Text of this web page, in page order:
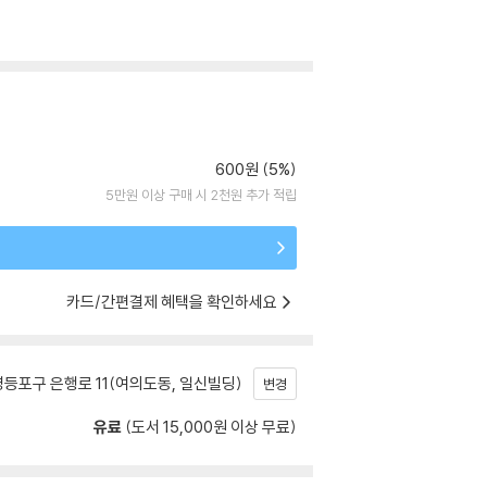
600원 (5%)
5만원 이상 구매 시 2천원 추가 적립
카드/간편결제 혜택을 확인하세요
포구 은행로 11(여의도동, 일신빌딩) 변경
유료 (도서 15,000원 이상 무료)